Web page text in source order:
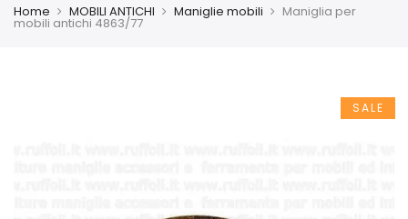
Home MOBILI ANTICHI Maniglie mobili Maniglia per
mobili antichi 4863/77
SALE